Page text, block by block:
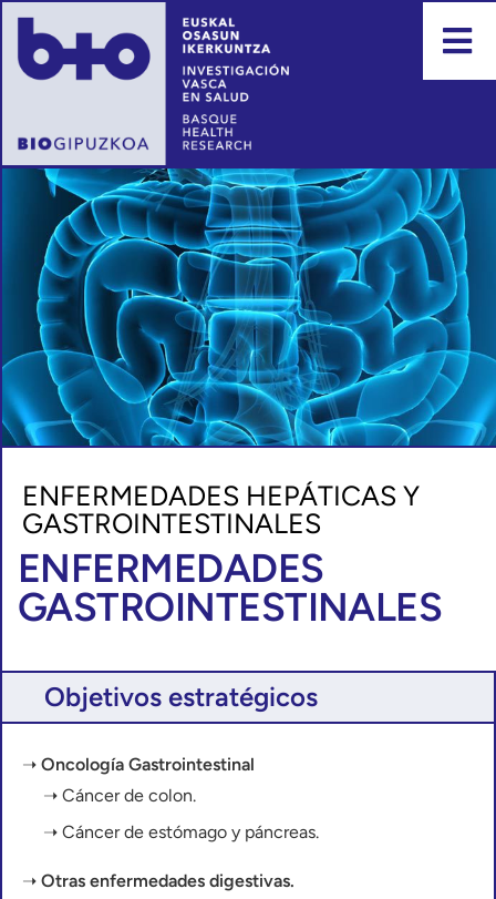
ENFERMEDADES HEPÁTICAS Y
GASTROINTESTINALES
ENFERMEDADES
GASTROINTESTINALES
Objetivos estratégicos
Oncología Gastrointestinal
Cáncer de colon.
Cáncer de estómago y páncreas.
Otras enfermedades digestivas.